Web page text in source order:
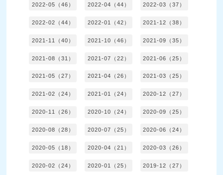
2022-05（46） 2022-04（44） 2022-03（37）
2022-02（44） 2022-01（42） 2021-12（38）
2021-11（40） 2021-10（46） 2021-09（35）
2021-08（31） 2021-07（22） 2021-06（25）
2021-05（27） 2021-04（26） 2021-03（25）
2021-02（24） 2021-01（24） 2020-12（27）
2020-11（26） 2020-10（24） 2020-09（25）
2020-08（28） 2020-07（25） 2020-06（24）
2020-05（18） 2020-04（21） 2020-03（26）
2020-02（24） 2020-01（25） 2019-12（27）